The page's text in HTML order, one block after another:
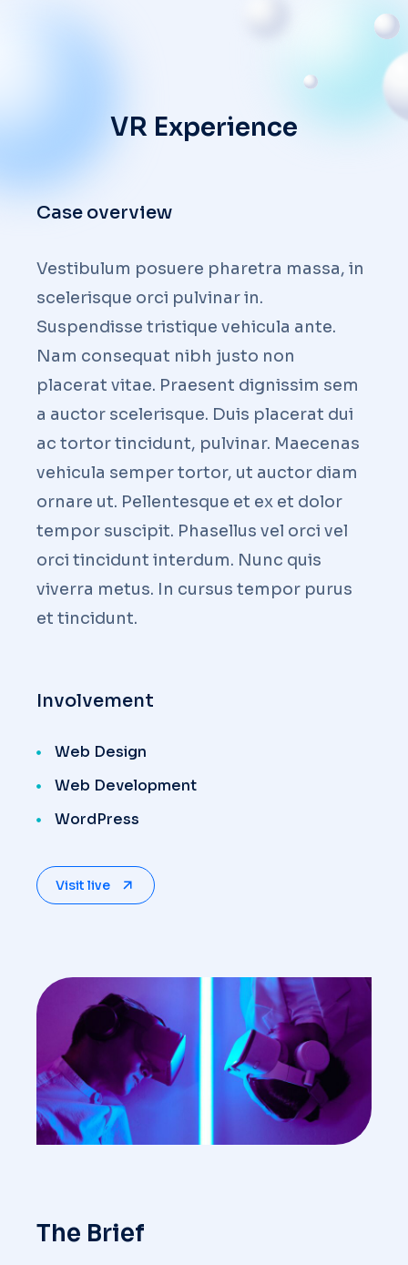
VR Experience
Case overview
Vestibulum posuere pharetra massa, in
scelerisque orci pulvinar in.
Suspendisse tristique vehicula ante.
Nam consequat nibh justo non
placerat vitae. Praesent dignissim sem
a auctor scelerisque. Duis placerat dui
ac tortor tincidunt, pulvinar. Maecenas
vehicula semper tortor, ut auctor diam
ornare ut. Pellentesque et ex et dolor
tempor suscipit. Phasellus vel orci vel
orci tincidunt interdum. Nunc quis
viverra metus. In cursus tempor purus
et tincidunt.
Involvement
Web Design
Web Development
WordPress
Visit live
The Brief